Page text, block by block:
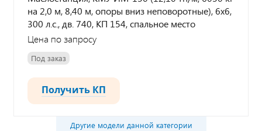
на 2,0 м, 8,40 м, опоры вниз неповоротные), 6х6,
300 л.с., дв. 740, КП 154, спальное место
Цена по запросу
Под заказ
Получить КП
Другие модели данной категории